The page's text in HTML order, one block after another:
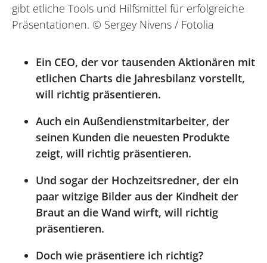
gibt etliche Tools und Hilfsmittel für erfolgreiche
Präsentationen. © Sergey Nivens / Fotolia
Ein CEO, der vor tausenden Aktionären mit
etlichen Charts die Jahresbilanz vorstellt,
will richtig präsentieren.
Auch ein Außendienstmitarbeiter, der
seinen Kunden die neuesten Produkte
zeigt, will richtig präsentieren.
Und sogar der Hochzeitsredner, der ein
paar witzige Bilder aus der Kindheit der
Braut an die Wand wirft, will richtig
präsentieren.
Doch wie präsentiere ich richtig?